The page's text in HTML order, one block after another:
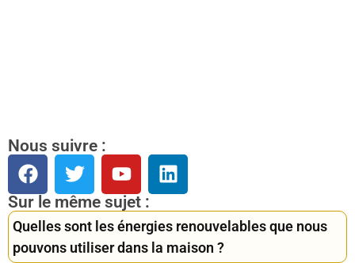
Nous suivre :
Sur le même sujet :
Quelles sont les énergies renouvelables que nous
pouvons utiliser dans la maison ?